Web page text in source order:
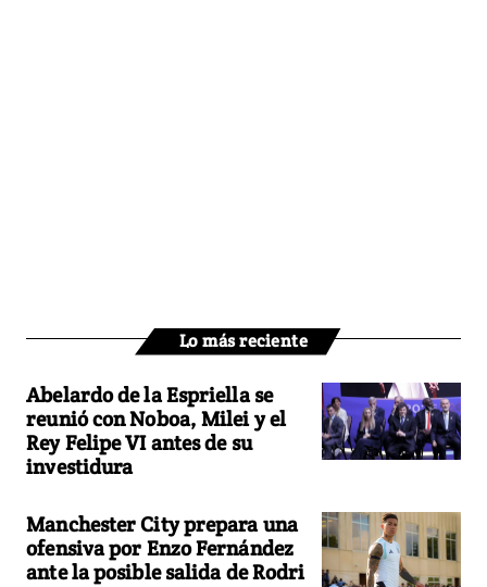
Lo más reciente
Abelardo de la Espriella se
reunió con Noboa, Milei y el
Rey Felipe VI antes de su
investidura
Manchester City prepara una
ofensiva por Enzo Fernández
ante la posible salida de Rodri